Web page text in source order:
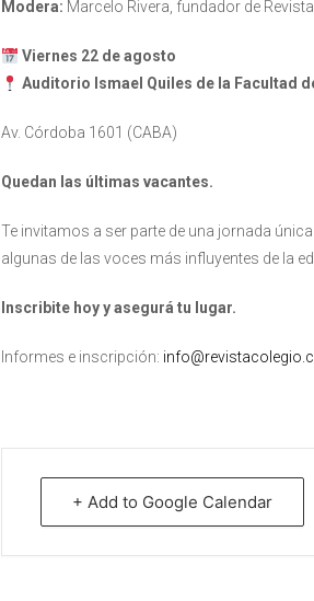
Modera: Marcelo Rivera, fundador de Revista
Viernes 22 de agosto
Auditorio Ismael Quiles de la Facultad
Av. Córdoba 1601 (CABA)
Quedan las últimas vacantes.
Te invitamos a ser parte de una jornada
algunas de las voces más influyentes de la
Inscribite hoy y asegurá tu lugar.
Informes e inscripción:
+ Add to Google Calendar